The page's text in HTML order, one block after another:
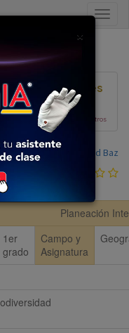
Ver Planeaciones
Plan 2017
colabora con nosotros
Compartida por: David Baz
Planeación
1er
grado
Campo y
Asignatura
×